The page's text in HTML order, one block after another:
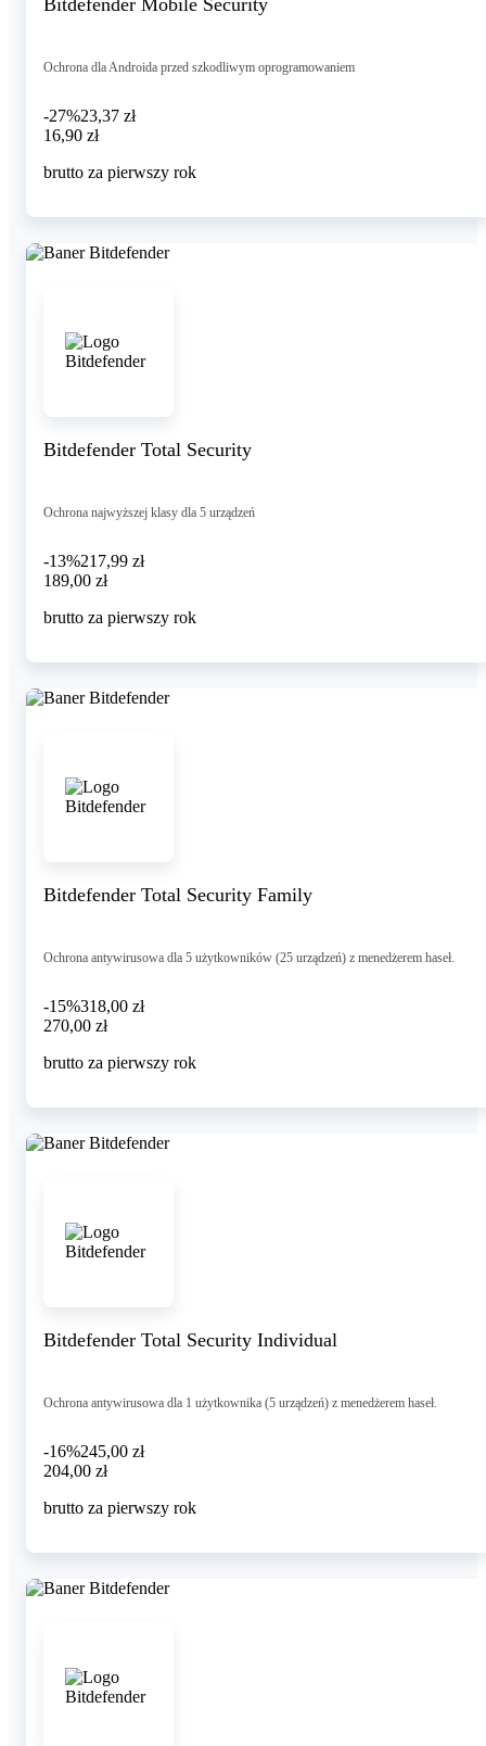
Ochrona dla Androida przed szkodliwym oprogramowaniem
-27%23,37 zł
16,90 zł
16,90 zł
brutto za pierwszy rok
Bitdefender Total Security
Ochrona najwyższej klasy dla 5 urządzeń
-13%217,99 zł
189,00 zł
189,00 zł
brutto za pierwszy rok
Bitdefender Total Security Family
Ochrona antywirusowa dla 5 użytkowników (25 urządzeń) z menedżerem haseł.
-15%318,00 zł
270,00 zł
270,00 zł
brutto za pierwszy rok
Bitdefender Total Security Individual
Ochrona antywirusowa dla 1 użytkownika (5 urządzeń) z menedżerem haseł.
-16%245,00 zł
204,00 zł
204,00 zł
brutto za pierwszy rok